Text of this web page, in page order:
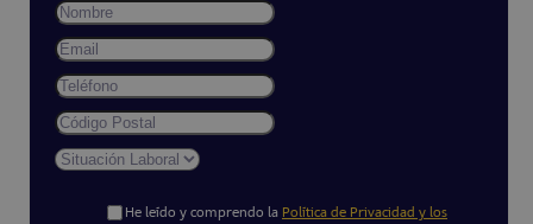
He leído y comprendo la Política de Privacidad y los